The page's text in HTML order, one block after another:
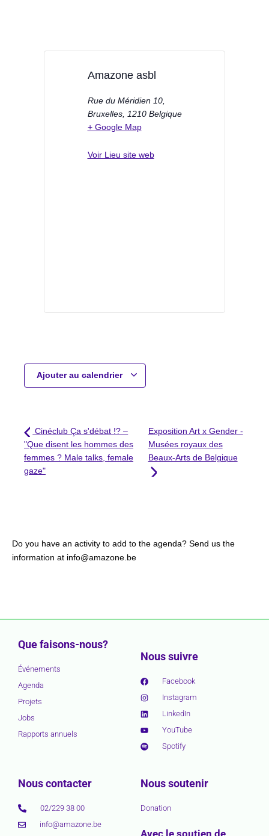
Amazone asbl
Rue du Méridien 10,
Bruxelles, 1210 Belgique
+ Google Map
Voir Lieu site web
Ajouter au calendrier
Cinéclub Ça s'débat !? –
"Que disent les hommes des
femmes ? Male talks, female
gaze"
Exposition Art x Gender -
Musées royaux des
Beaux-Arts de Belgique
Do you have an activity to add to the agenda? Send us the
information at info@amazone.be
Que faisons-nous?
Événements
Agenda
Projets
Jobs
Rapports annuels
Nous suivre
Facebook
Instagram
LinkedIn
YouTube
Spotify
Nous contacter
02/229 38 00
info@amazone.be
Nous soutenir
Donation